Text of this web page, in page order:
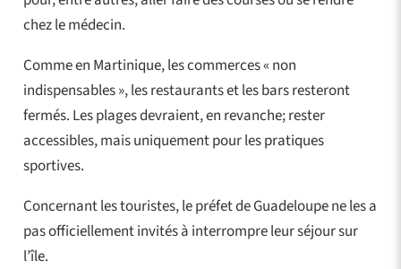
chez le médecin.
Comme en Martinique, les commerces « non
indispensables », les restaurants et les bars resteront
fermés. Les plages devraient, en revanche; rester
accessibles, mais uniquement pour les pratiques
sportives.
Concernant les touristes, le préfet de Guadeloupe ne les a
pas officiellement invités à interrompre leur séjour sur
l’île.